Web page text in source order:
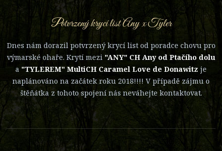
Potvrzený krycí list Any x Tyler
Dnes nám dorazil potvrzený krycí list od poradce chovu pro
výmarské ohaře. Krytí mezi "ANY" CH Any od Ptačího dolu
a "TYLEREM" MultiCH Caramel Love de Donawitz je
naplánováno na začátek roku 2018!!!! V případě zájmu o
štěňátka z tohoto spojení nás neváhejte kontaktovat.